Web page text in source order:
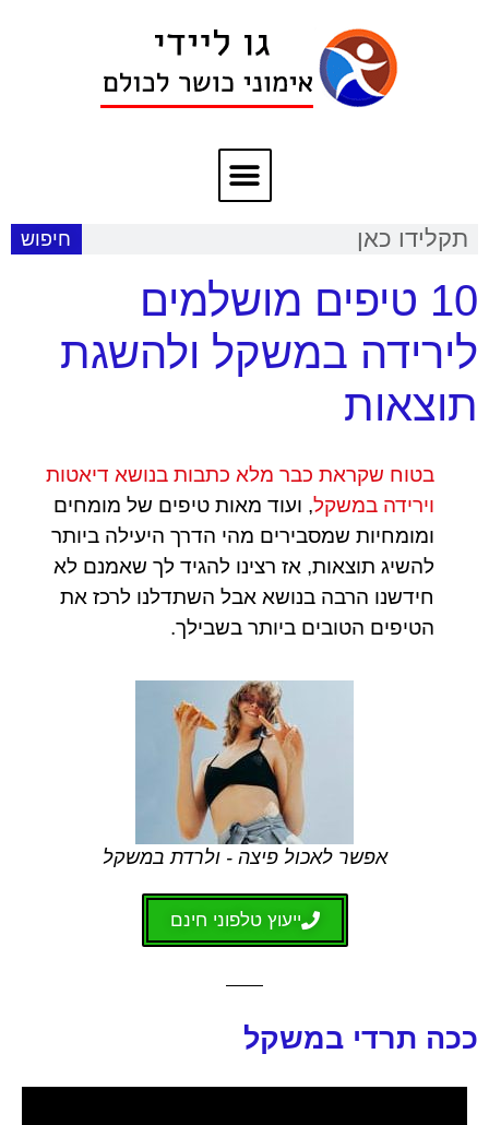
חיפוש
10 טיפים מושלמים
לירידה במשקל ולהשגת
תוצאות
בטוח שקראת כבר מלא כתבות בנושא דיאטות
וירידה במשקל, ועוד מאות טיפים של מומחים
ומומחיות שמסבירים מהי הדרך היעילה ביותר
להשיג תוצאות, אז רצינו להגיד לך שאמנם לא
חידשנו הרבה בנושא אבל השתדלנו לרכז את
הטיפים הטובים ביותר בשבילך.
אפשר לאכול פיצה - ולרדת במשקל
ייעוץ טלפוני חינם
ככה תרדי במשקל